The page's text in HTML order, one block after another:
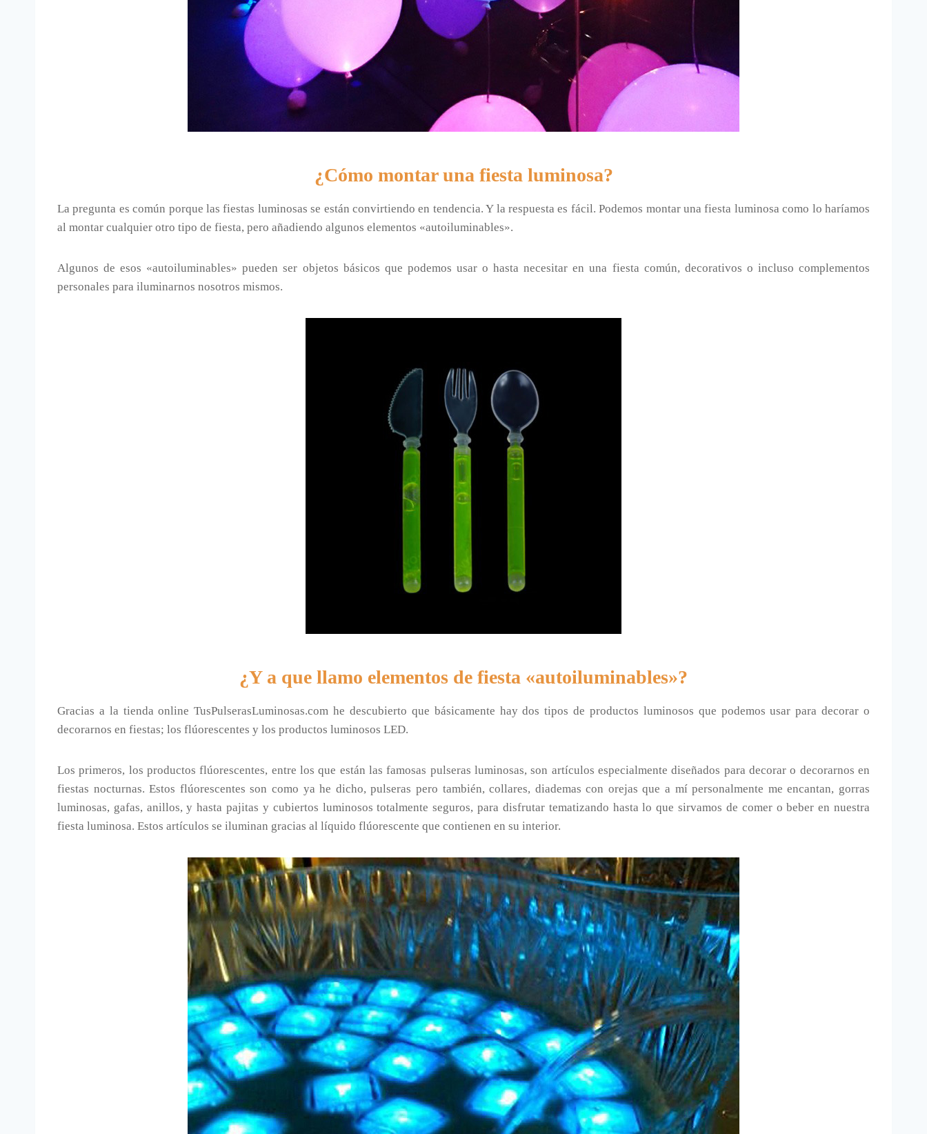
¿Cómo montar una fiesta luminosa?
La pregunta es común porque las fiestas luminosas se están convirtiendo en tendencia. Y la respuesta es fácil. Podemos montar una fiesta luminosa como lo haríamos
al montar cualquier otro tipo de fiesta, pero añadiendo algunos elementos «autoiluminables».
Algunos de esos «autoiluminables» pueden ser objetos básicos que podemos usar o hasta necesitar en una fiesta común, decorativos o incluso complementos
personales para iluminarnos nosotros mismos.
¿Y a que llamo elementos de fiesta «autoiluminables»?
Gracias a la tienda online TusPulserasLuminosas.com he descubierto que básicamente hay dos tipos de productos luminosos que podemos usar para decorar o
decorarnos en fiestas; los flúorescentes y los productos luminosos LED.
Los primeros, los productos flúorescentes, entre los que están las famosas pulseras luminosas, son artículos especialmente diseñados para decorar o decorarnos en
fiestas nocturnas. Estos flúorescentes son como ya he dicho, pulseras pero también, collares, diademas con orejas que a mí personalmente me encantan, gorras
luminosas, gafas, anillos, y hasta pajitas y cubiertos luminosos totalmente seguros, para disfrutar tematizando hasta lo que sirvamos de comer o beber en nuestra
fiesta luminosa. Estos artículos se iluminan gracias al líquido flúorescente que contienen en su interior.